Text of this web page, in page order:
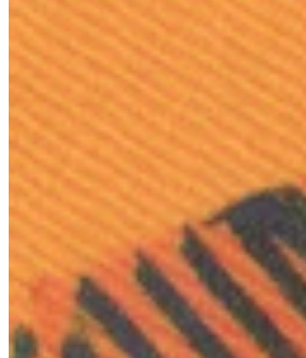
Como ler?
Na escola
Na família
Colunas
Conteúdos